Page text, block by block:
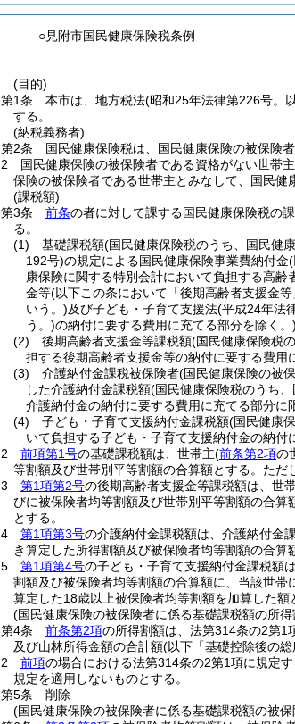
○見附市国民健康保険税条例
(目的)
第1条
本市は、地方税法(昭和25年法律第226号。
する。
(納税義務者)
第2条
国民健康保険税は、国民健康保険の被保険
2
国民健康保険の被保険者である資格がない世帯
保険の被保険者である世帯主とみなして、国民健
(課税額)
第3条
前条の者に対して課する国民健康保険税の
る。
(1)
基礎課税額(国民健康保険税のうち、国民健
192号)の規定による国民健康保険事業費納付金(
康保険に関する特別会計において負担する高齢
金等(以下この条において「後期高齢者支援金
いう。)及び子ども・子育て支援法(平成24年法
う。)の納付に要する費用に充てる部分を除く。)
(2)
後期高齢者支援金等課税額(国民健康保険税
担する後期高齢者支援金等の納付に要する費用
(3)
介護納付金課税被保険者(国民健康保険の被
した介護納付金課税額(国民健康保険税のうち
介護納付金の納付に要する費用に充てる部分に
(4)
子ども・子育て支援納付金課税額(国民健康
いて負担する子ども・子育て支援納付金の納付
2
前項第1号の基礎課税額は、世帯主(前条第2項の
等割額及び世帯別平等割額の合算額とする。 ただ
3
第1項第2号の後期高齢者支援金等課税額は、世
びに被保険者均等割額及び世帯別平等割額の合算
とする。
4
第1項第3号の介護納付金課税額は、介護納付金
き算定した所得割額及び被保険者均等割額の合算
5
第1項第4号の子ども・子育て支援納付金課税額
割額及び被保険者均等割額の合算額に、当該世帯
算定した18歳以上被保険者均等割額を加算した額
(国民健康保険の被保険者に係る基礎課税額の所得
第4条
前条第2項の所得割額は、法第314条の2第1
及び山林所得金額の合計額(以下「基礎控除後の
2
前項の場合における法第314条の2第1項に規定
規定を適用しないものとする。
第5条
削除
(国民健康保険の被保険者に係る基礎課税額の被